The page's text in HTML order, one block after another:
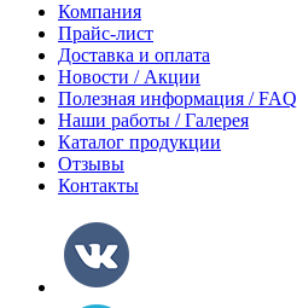
Компания
Прайс-лист
Доставка и оплата
Новости / Акции
Полезная информация / FAQ
Наши работы / Галерея
Каталог продукции
Отзывы
Контакты